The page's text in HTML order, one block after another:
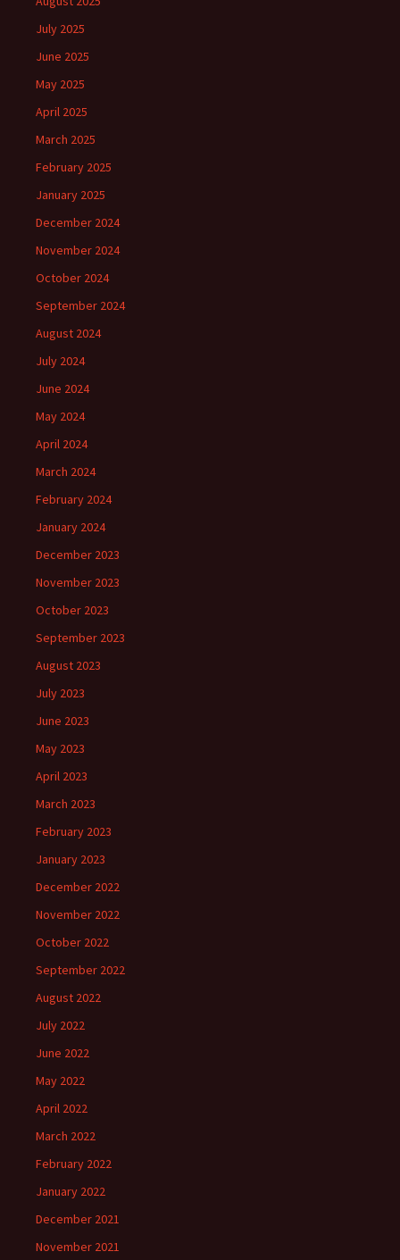
July 2025
June 2025
May 2025
April 2025
March 2025
February 2025
January 2025
December 2024
November 2024
October 2024
September 2024
August 2024
July 2024
June 2024
May 2024
April 2024
March 2024
February 2024
January 2024
December 2023
November 2023
October 2023
September 2023
August 2023
July 2023
June 2023
May 2023
April 2023
March 2023
February 2023
January 2023
December 2022
November 2022
October 2022
September 2022
August 2022
July 2022
June 2022
May 2022
April 2022
March 2022
February 2022
January 2022
December 2021
November 2021